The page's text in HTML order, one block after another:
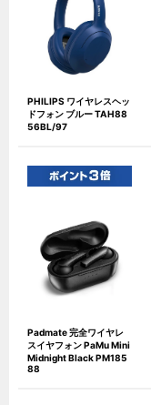
PHILIPS ワイヤレスヘッ
ドフォン ブルー TAH88
56BL/97
Padmate 完全ワイヤレ
スイヤフォン PaMu Mini
Midnight Black PM185
88